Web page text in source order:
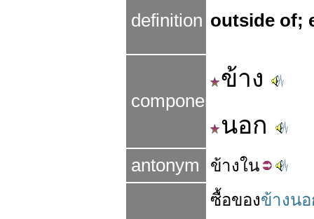
definition outside of;
components
ข้าง
นอก
antonym ข้างใน
ซื้อของข้างน